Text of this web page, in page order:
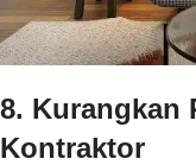
8. Kurangkan
Kontraktor